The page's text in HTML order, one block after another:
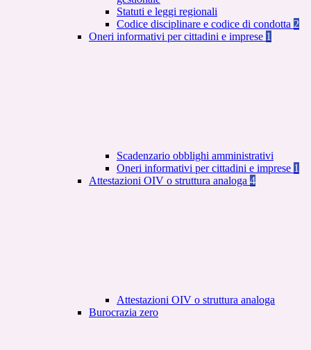
Statuti e leggi regionali
Codice disciplinare e codice di condotta 2
Oneri informativi per cittadini e imprese 1
Scadenzario obblighi amministrativi
Oneri informativi per cittadini e imprese 1
Attestazioni OIV o struttura analoga 4
Attestazioni OIV o struttura analoga
Burocrazia zero